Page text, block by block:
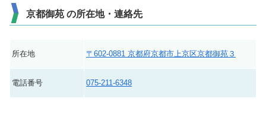
京都御苑 の所在地・連絡先
所在地 〒602-0881 京都府京都市上京区京都御苑３
電話番号 075-211-6348